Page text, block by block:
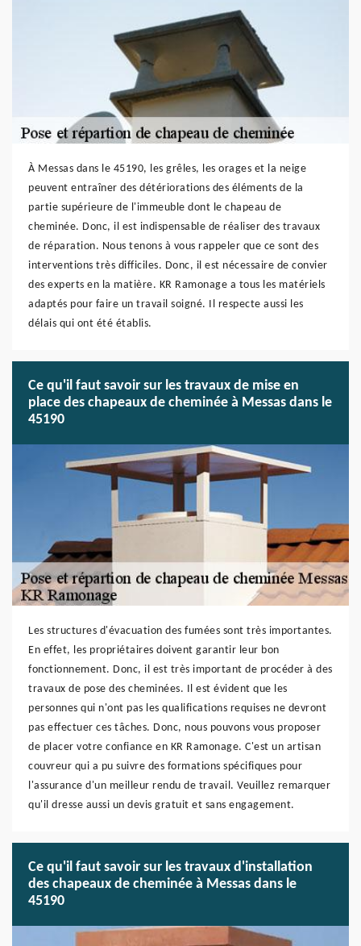
À Messas dans le 45190, les grêles, les orages et la neige
peuvent entraîner des détériorations des éléments de la
partie supérieure de l'immeuble dont le chapeau de
cheminée. Donc, il est indispensable de réaliser des travaux
de réparation. Nous tenons à vous rappeler que ce sont des
interventions très difficiles. Donc, il est nécessaire de convier
des experts en la matière. KR Ramonage a tous les matériels
adaptés pour faire un travail soigné. Il respecte aussi les
délais qui ont été établis.
Ce qu'il faut savoir sur les travaux de mise en
place des chapeaux de cheminée à Messas dans le
45190
Les structures d'évacuation des fumées sont très importantes.
En effet, les propriétaires doivent garantir leur bon
fonctionnement. Donc, il est très important de procéder à des
travaux de pose des cheminées. Il est évident que les
personnes qui n'ont pas les qualifications requises ne devront
pas effectuer ces tâches. Donc, nous pouvons vous proposer
de placer votre confiance en KR Ramonage. C'est un artisan
couvreur qui a pu suivre des formations spécifiques pour
l'assurance d'un meilleur rendu de travail. Veuillez remarquer
qu'il dresse aussi un devis gratuit et sans engagement.
Ce qu'il faut savoir sur les travaux d'installation
des chapeaux de cheminée à Messas dans le
45190